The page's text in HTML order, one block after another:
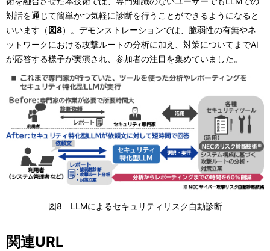
対話を通じて簡単かつ気軽に診断を行うことができるようになると
いいます（ 図8）。デモンストレーションでは、脆弱性の有無やネ
ットワークにおける攻撃ルートの分析に加え、対策についてまでAI
が応答する様子が実演され、参加者の注目を集めていました。
図8 LLMによるセキュリティリスク自動診断
関連URL